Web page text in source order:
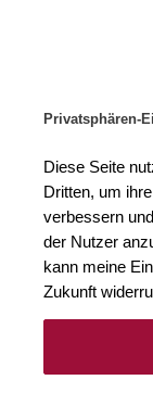
Privatsphären-
Diese Seite
Dritten, um
verbessern
der Nutzer
kann meine
Zukunft
Das Weingut der
Montrachet im
legendären Ruf als
Region. Das kommt
rare und weltweit